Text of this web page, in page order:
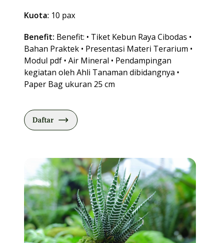
Kuota: 10 pax
Benefit: Benefit: • Tiket Kebun Raya Cibodas •
Bahan Praktek • Presentasi Materi Terarium •
Modul pdf • Air Mineral • Pendampingan
kegiatan oleh Ahli Tanaman dibidangnya •
Paper Bag ukuran 25 cm
Daftar